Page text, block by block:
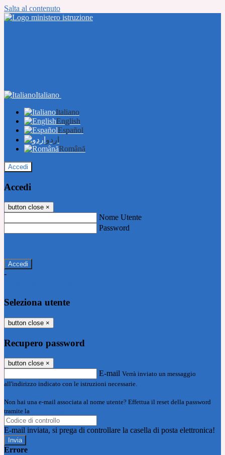
Salta al contenuto
Italiano
Italiano
English
Español
اردو
Română
Accedi
Accedi
button close ×
Nome Utente
Password
-
Seleziona utente
button close ×
Recupero password
button close ×
E-mail Verrà inviato un messaggio
all'indirizzo indicato con le istruzioni necessarie.
Non hai una e-mail associata al nome utente? Effettua il reset della password
tramite la
E-mail inviata, si prega di controllare la casella di posta elettronica!
Errore